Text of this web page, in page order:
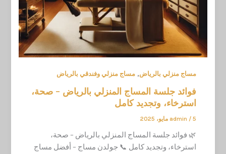
مساج منزلي بالرياض,مساج منزلي وفندقي بالرياض
فوائد جلسة المساج المنزلي بالرياض – صحة،
استرخاء، وتجديد كامل
admin / 5 مايو، 2025
🌿 فوائد جلسة المساج المنزلي بالرياض – صحة،
استرخاء، وتجديد كامل 📞 جولدن مساج – أفضل مساج